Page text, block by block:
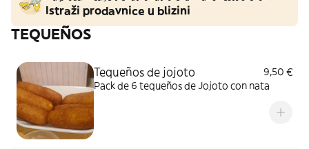
Istraži prodavnice u blizini
TEQUEÑOS
Tequeños de jojoto
9,50 €
Pack de 6 tequeños de Jojoto con nata